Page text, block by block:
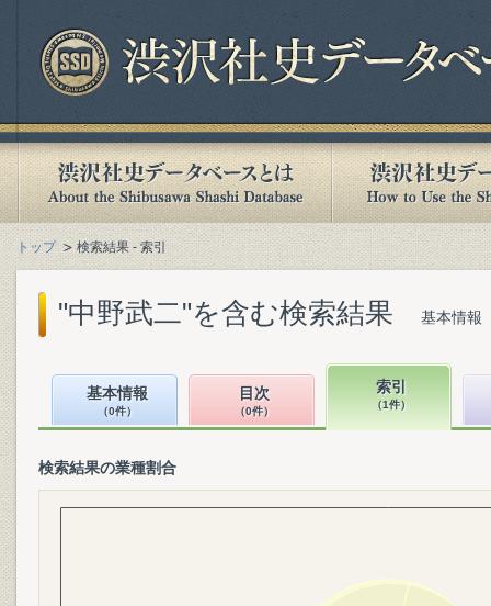
トップ 検索結果 - 索引
"中野武二"を含む検索結果 基本情報
基本情報
（0件）
目次
（0件）
索引
（1件）
検索結果の業種割合